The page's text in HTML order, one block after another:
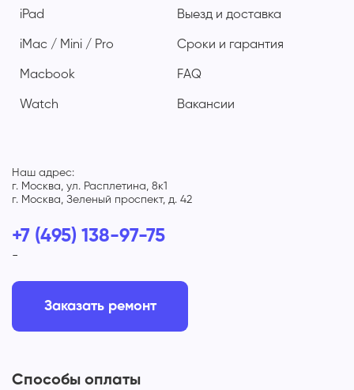
iPad
iMac / Mini / Pro
Macbook
Watch
Выезд и доставка
Сроки и гарантия
FAQ
Вакансии
Наш адрес:
г. Москва, ул. Расплетина, 8к1
г. Москва, Зеленый проспект, д. 42
+7 (495) 138-97-75
-
Заказать ремонт
Способы оплаты